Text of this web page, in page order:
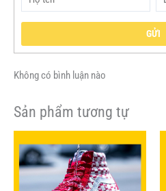
GỬI
Không có bình luận nào
Sản phẩm tương tự